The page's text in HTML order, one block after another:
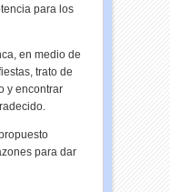
para los
en medio de
trato de
y encontrar
para dar